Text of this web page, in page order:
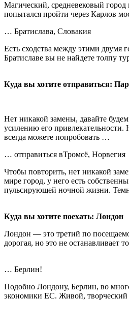
Магический, средневековый
попытался пройти через Карлов
… Братислава, Словакия
Есть сходства между этими двумя
Братиславе вы не найдете толпу
Куда вы хотите отправиться:
Нет никакой замены, давайте
усилению его
всегда можете попробовать …
… отправиться вТромсё, Норвегия
Чтобы повторить, нет никакой
мире город, у него есть
пульсирующей ночной жизни.
Куда вы хотите поехать: Лондон
Лондон — это третий по
дорогая, но это не останавливает
… Берлин!
Подобно Лондону, Берлин, во
экономики ЕС. Живой, творческий